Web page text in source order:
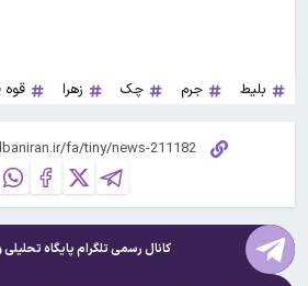
بلیط جرم چک زهرا قوه
کانال رسمی تلگرام پایگاه